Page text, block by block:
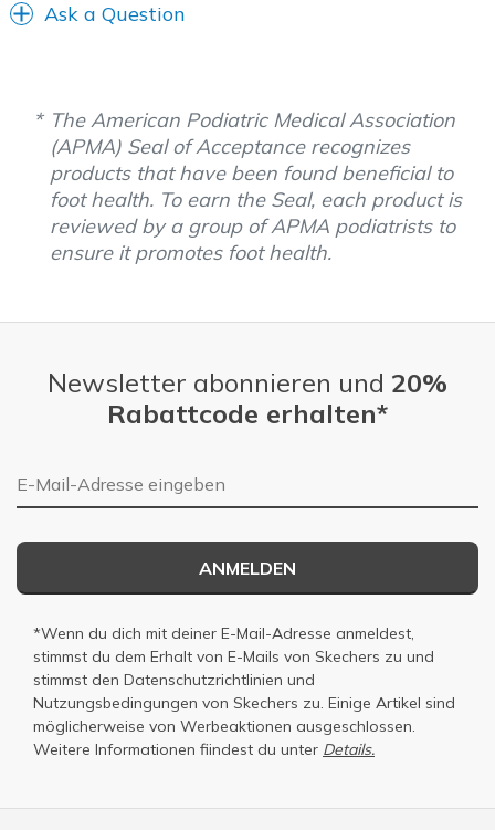
Ask a Question
The American Podiatric Medical Association
(APMA) Seal of Acceptance recognizes
products that have been found beneficial to
foot health. To earn the Seal, each product is
reviewed by a group of APMA podiatrists to
ensure it promotes foot health.
Newsletter abonnieren und 20%
Rabattcode erhalten*
E-Mail-Adresse
ANMELDEN
*Wenn du dich mit deiner E-Mail-Adresse anmeldest,
stimmst du dem Erhalt von E-Mails von Skechers zu und
stimmst den Datenschutzrichtlinien und
Nutzungsbedingungen von Skechers zu. Einige Artikel sind
möglicherweise von Werbeaktionen ausgeschlossen.
Weitere Informationen fiindest du unter Details.